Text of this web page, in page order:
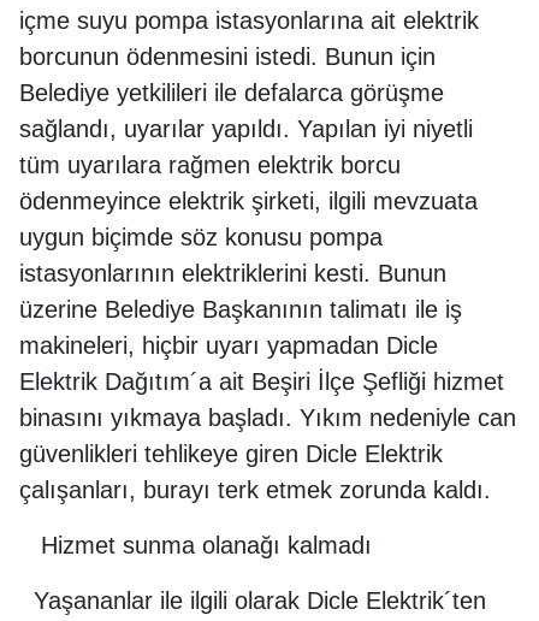
içme suyu pompa istasyonlarına ait elektrik
borcunun ödenmesini istedi. Bunun için
Belediye yetkilileri ile defalarca görüşme
sağlandı, uyarılar yapıldı. Yapılan iyi niyetli
tüm uyarılara rağmen elektrik borcu
ödenmeyince elektrik şirketi, ilgili mevzuata
uygun biçimde söz konusu pompa
istasyonlarının elektriklerini kesti. Bunun
üzerine Belediye Başkanının talimatı ile iş
makineleri, hiçbir uyarı yapmadan Dicle
Elektrik Dağıtım´a ait Beşiri İlçe Şefliği hizmet
binasını yıkmaya başladı. Yıkım nedeniyle can
güvenlikleri tehlikeye giren Dicle Elektrik
çalışanları, burayı terk etmek zorunda kaldı.
Hizmet sunma olanağı kalmadı
Yaşananlar ile ilgili olarak Dicle Elektrik´ten